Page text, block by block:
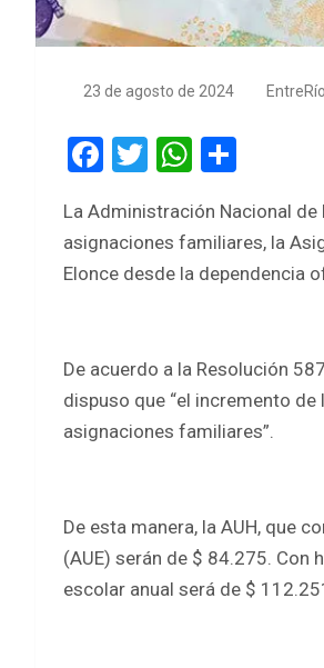
23 de agosto de 2024
F
ce
b
k
T
tt
er
W
at
s
p
ar
e
La Administración Nacional de
asignaciones familiares, la
Elonce desde la dependencia
De acuerdo a la Resolución
dispuso que “el incremento
asignaciones familiares”.
De esta manera, la AUH, que
(AUE) serán de $ 84.275. Con
escolar anual será de $